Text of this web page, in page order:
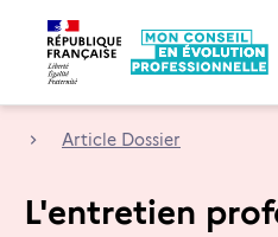
Article Dossier
L'entretien